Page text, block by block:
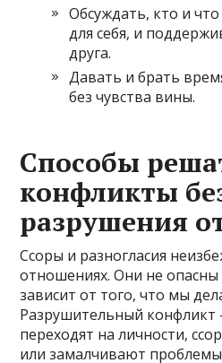
Обсуждать, кто и
для себя, и
друга.
Давать и брать
без чувства вины.
Способы
конфликты
разрушения
Ссоры и разногласия
отношениях. Они не опасны
зависит от того, что мы
Разрушительный
переходят на личности,
или замалчивают